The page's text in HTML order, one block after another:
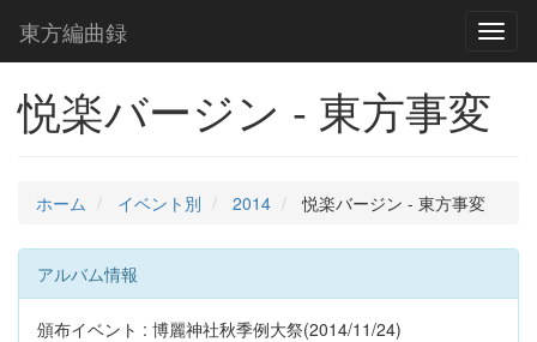
東方編曲録
悦楽バージン - 東方事変
ホーム イベント別 2014 悦楽バージン - 東方事変
アルバム情報
頒布イベント : 博麗神社秋季例大祭(2014/11/24)